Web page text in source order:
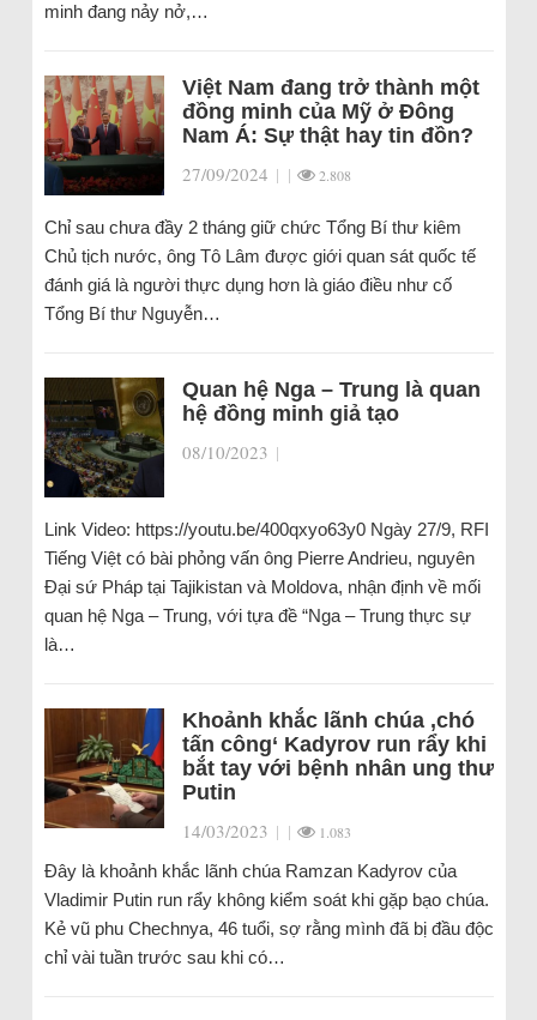
minh đang nảy nở,…
Việt Nam đang trở thành một
đồng minh của Mỹ ở Đông
Nam Á: Sự thật hay tin đồn?
27/09/2024 | | 2.808
Chỉ sau chưa đầy 2 tháng giữ chức Tổng Bí thư kiêm
Chủ tịch nước, ông Tô Lâm được giới quan sát quốc tế
đánh giá là người thực dụng hơn là giáo điều như cố
Tổng Bí thư Nguyễn…
Quan hệ Nga – Trung là quan
hệ đồng minh giả tạo
08/10/2023 |
Link Video: https://youtu.be/400qxyo63y0 Ngày 27/9, RFI
Tiếng Việt có bài phỏng vấn ông Pierre Andrieu, nguyên
Đại sứ Pháp tại Tajikistan và Moldova, nhận định về mối
quan hệ Nga – Trung, với tựa đề “Nga – Trung thực sự
là…
Khoảnh khắc lãnh chúa ‚chó
tấn công‘ Kadyrov run rẩy khi
bắt tay với bệnh nhân ung thư
Putin
14/03/2023 | | 1.083
Đây là khoảnh khắc lãnh chúa Ramzan Kadyrov của
Vladimir Putin run rẩy không kiểm soát khi gặp bạo chúa.
Kẻ vũ phu Chechnya, 46 tuổi, sợ rằng mình đã bị đầu độc
chỉ vài tuần trước sau khi có…